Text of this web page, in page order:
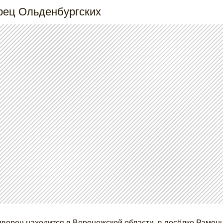
Ольденбургских